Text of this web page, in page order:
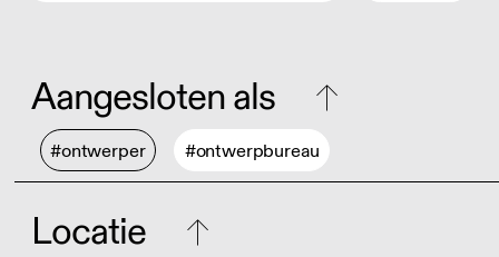
Aangesloten als
#ontwerper #ontwerpbureau
Locatie